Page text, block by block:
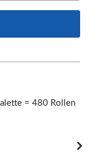
= 480 Rollen